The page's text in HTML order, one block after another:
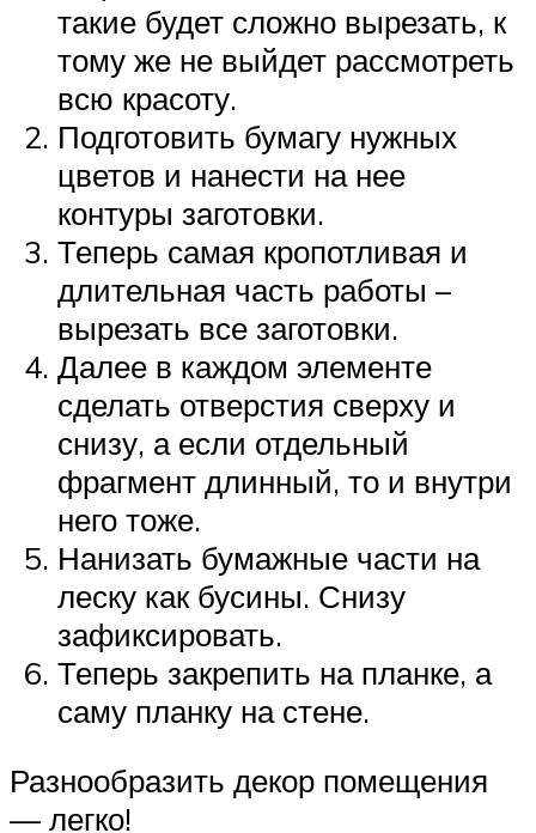
такие будет сложно вырезать, к
тому же не выйдет рассмотреть
всю красоту.
Подготовить бумагу нужных
цветов и нанести на нее
контуры заготовки.
Теперь самая кропотливая и
длительная часть работы –
вырезать все заготовки.
Далее в каждом элементе
сделать отверстия сверху и
снизу, а если отдельный
фрагмент длинный, то и внутри
него тоже.
Нанизать бумажные части на
леску как бусины. Снизу
зафиксировать.
Теперь закрепить на планке, а
саму планку на стене.
Разнообразить декор помещения
— легко!